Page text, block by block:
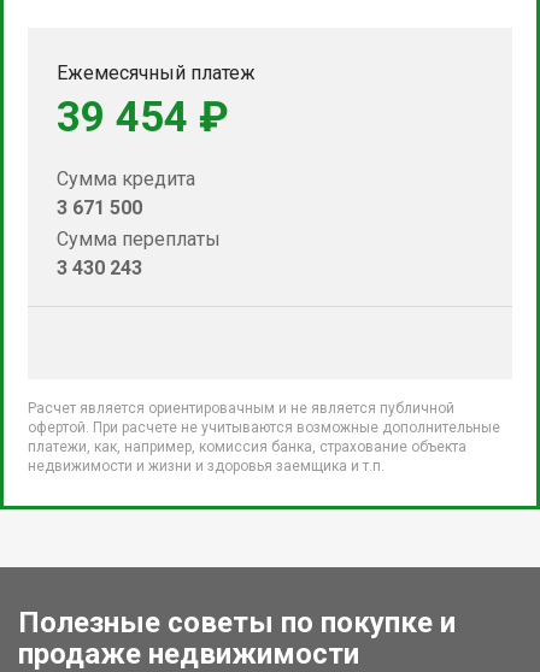
Ежемесячный платеж
39 454 ₽
Сумма кредита
3 671 500
Сумма переплаты
3 430 243
Расчет является ориентировачным и не является публичной
офертой. При расчете не учитываются возможные дополнительные
платежи, как, например, комиссия банка, страхование объекта
недвижимости и жизни и здоровья заемщика и т.п.
Полезные советы по покупке и
продаже недвижимости